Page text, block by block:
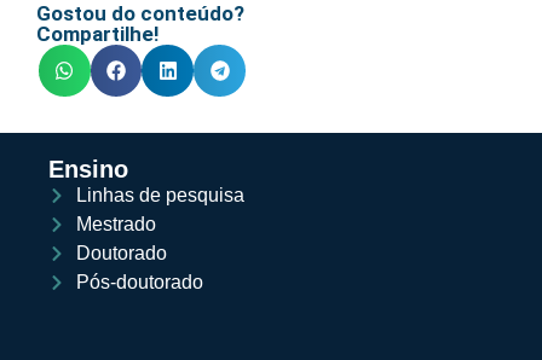
Gostou do conteúdo?
Compartilhe!
Ensino
Linhas de pesquisa
Mestrado
Doutorado
Pós-doutorado